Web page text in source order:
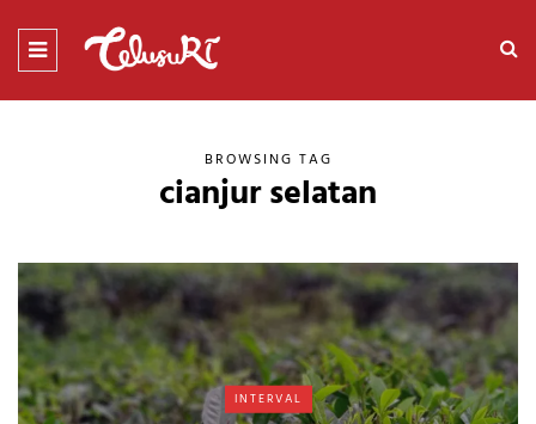
BROWSING TAG
cianjur selatan
INTERVAL